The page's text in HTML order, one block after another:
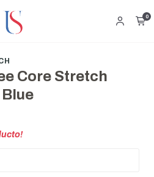
0
Core Stretch